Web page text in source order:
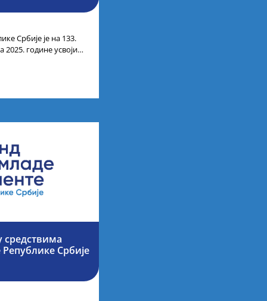
Србије је на 133.
године усвојио
по
средствима
Србије